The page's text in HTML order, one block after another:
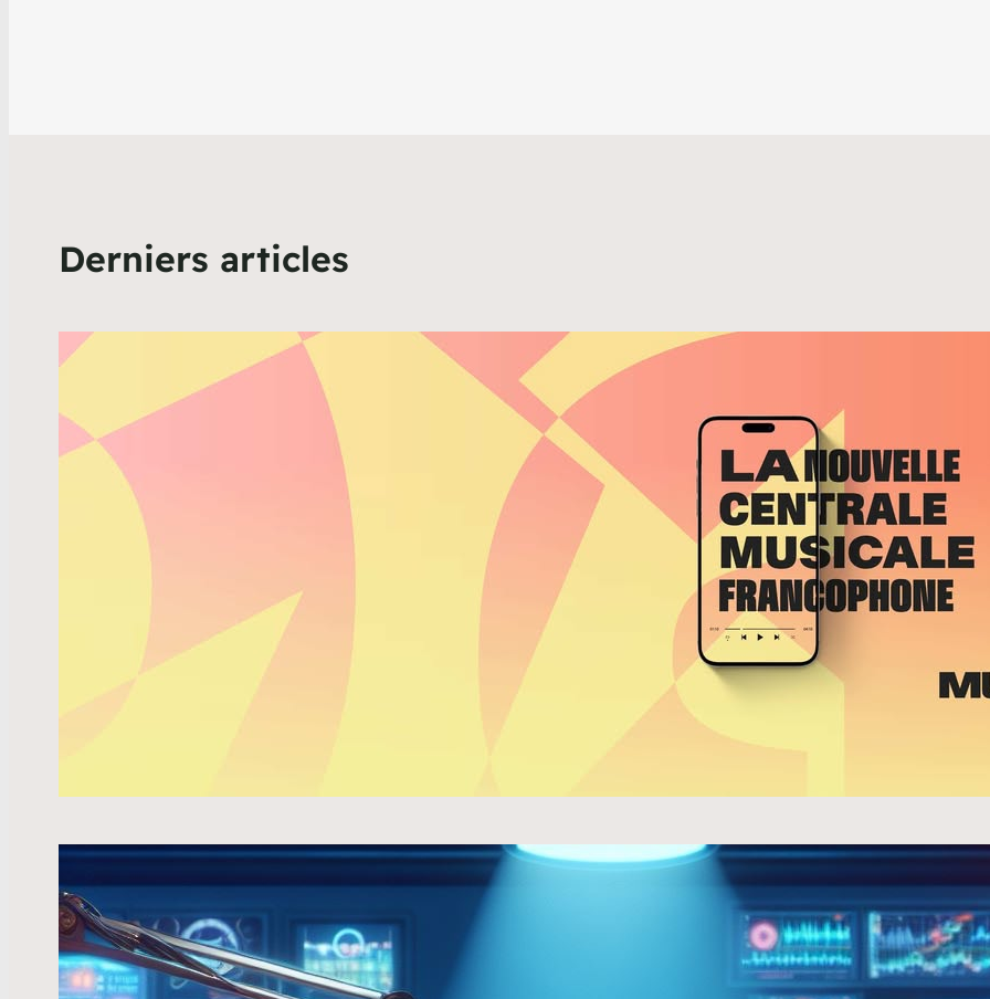
Derniers articles
MusiQC.ca : Une ressource
pour les programmateurs musicaux
francophonie
Le Québec regorge de talents musicaux, mais découvrir les
et suivre l’évolution de la scène locale peut être un…
L’IA sur les ondes radio : À
prudence
L’industrie de la radio est à l’aube d’une révolution, avec